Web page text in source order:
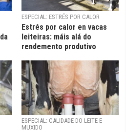
ESPECIAL: ESTRÉS POR CALOR
Estrés por calor en vacas
leiteiras: máis alá do
rendemento produtivo
ESPECIAL: CALIDADE DO LEITE E
MUXIDO